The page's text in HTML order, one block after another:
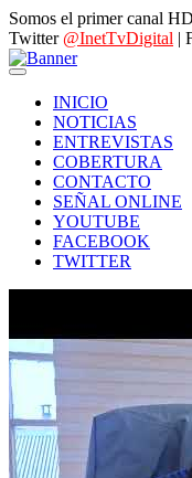
Somos el primer canal
Twitter @InetTvDigital |
INICIO
NOTICIAS
ENTREVISTAS
COBERTURA
CONTACTO
SEÑAL ONLINE
YOUTUBE
FACEBOOK
TWITTER